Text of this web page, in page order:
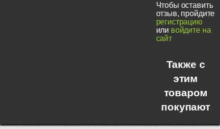
Чтобы оставить
отзыв, пройдите
регистрацию
или войдите на
сайт
Также с
этим
товаром
покупают